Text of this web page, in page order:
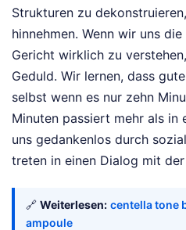
Strukturen zu
hinnehmen. Wenn wir uns
Gericht wirklich zu
Geduld. Wir lernen, dass
selbst wenn es nur zehn
Minuten passiert mehr als in
uns gedankenlos durch
treten in einen Dialog mit
🔗 Weiterlesen: centella tone
ampoule